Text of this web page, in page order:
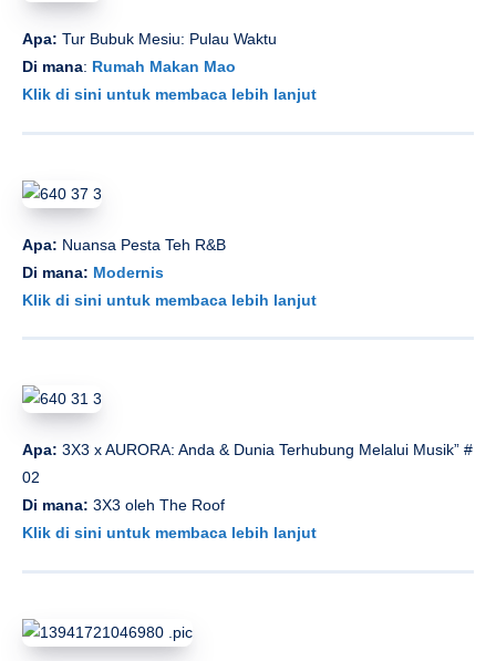
Apa: Tur Bubuk Mesiu: Pulau Waktu
Di mana: Rumah Makan Mao
Klik di sini untuk membaca lebih lanjut
Apa: Nuansa Pesta Teh R&B
Di mana: Modernis
Klik di sini untuk membaca lebih lanjut
Apa: 3X3 x AURORA: Anda & Dunia Terhubung Melalui Musik” #
02
Di mana: 3X3 oleh The Roof
Klik di sini untuk membaca lebih lanjut